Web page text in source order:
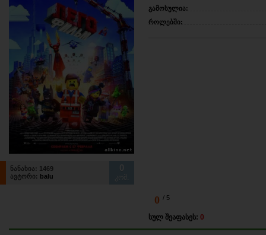
0
კომ.
ნანახია: 1469
ავტორი: balu
გამოსულია:
როლებში:
0 / 5
სულ შეაფასეს: 0